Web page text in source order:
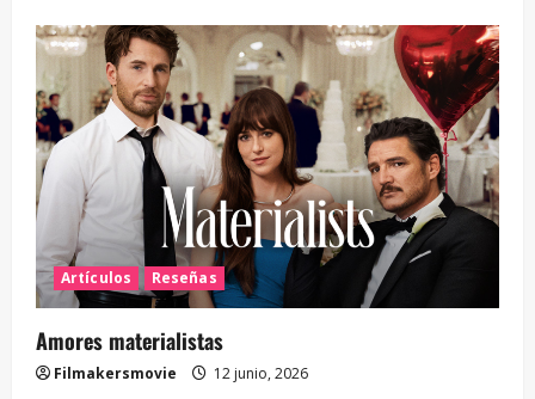
Artículos Reseñas
Amores materialistas
Filmakersmovie 12 junio, 2026